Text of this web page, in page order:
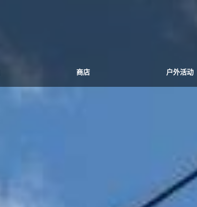
商店 户外活动